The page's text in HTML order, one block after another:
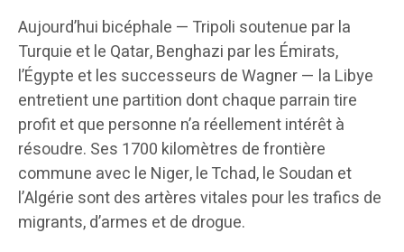
Aujourd’hui bicéphale — Tripoli soutenue par la
Turquie et le Qatar, Benghazi par les Émirats,
l’Égypte et les successeurs de Wagner — la Libye
entretient une partition dont chaque parrain tire
profit et que personne n’a réellement intérêt à
résoudre. Ses 1700 kilomètres de frontière
commune avec le Niger, le Tchad, le Soudan et
l’Algérie sont des artères vitales pour les trafics de
migrants, d’armes et de drogue.